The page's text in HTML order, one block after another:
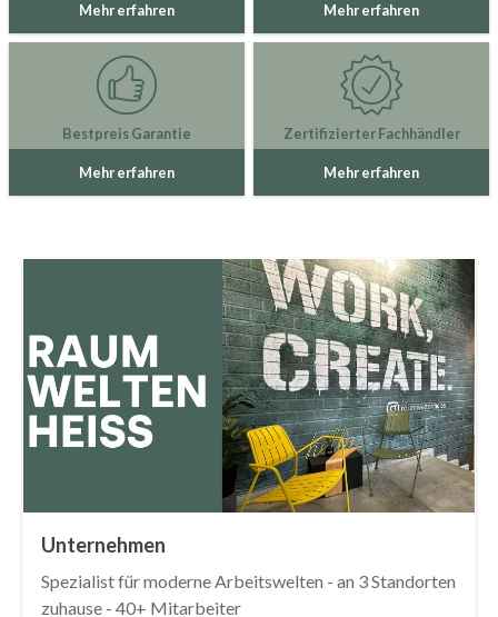
Mehr erfahren Mehr erfahren
Bestpreis Garantie
Mehr erfahren
Zertifizierter Fachhändler
Mehr erfahren
Unternehmen
Spezialist für moderne Arbeitswelten - an 3 Standorten
zuhause - 40+ Mitarbeiter